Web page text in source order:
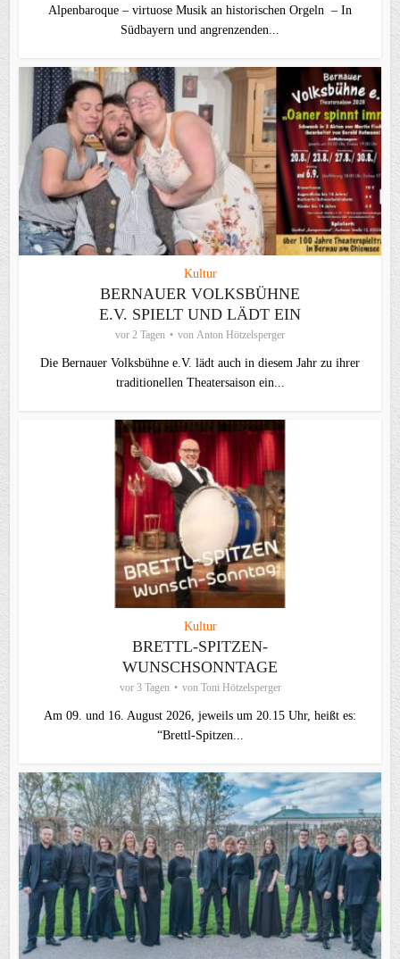
Alpenbaroque – virtuose Musik an historischen Orgeln – In
Südbayern und angrenzenden...
Kultur
BERNAUER VOLKSBÜHNE
E.V. SPIELT UND LÄDT EIN
vor 2 Tagen von Anton Hötzelsperger
Die Bernauer Volksbühne e.V. lädt auch in diesem Jahr zu ihrer
traditionellen Theater­saison ein...
Kultur
BRETTL-SPITZEN-
WUNSCHSONNTAGE
vor 3 Tagen von Toni Hötzelsperger
Am 09. und 16. August 2026, jeweils um 20.15 Uhr, heißt es:
“Brettl-Spitzen...